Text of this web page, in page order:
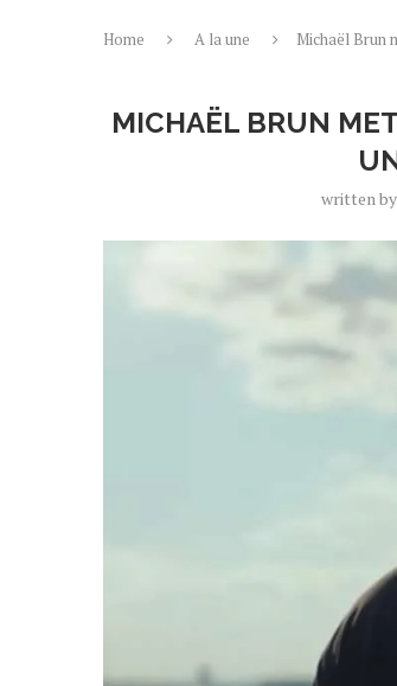
Home A la une
Michaël Brun
MICHAËL BRUN
written